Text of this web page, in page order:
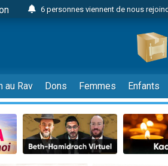
6 personnes viennent de nous
2 personnes viennent de faire
17 personnes viennent de demander
4 personnes viennent de nous
Il reste 49 places pour étudier
23 personnes viennent de faire
Eva vient de donner son Maasser
4 personnes viennent de nous
au Rav Dons Femmes Enfants